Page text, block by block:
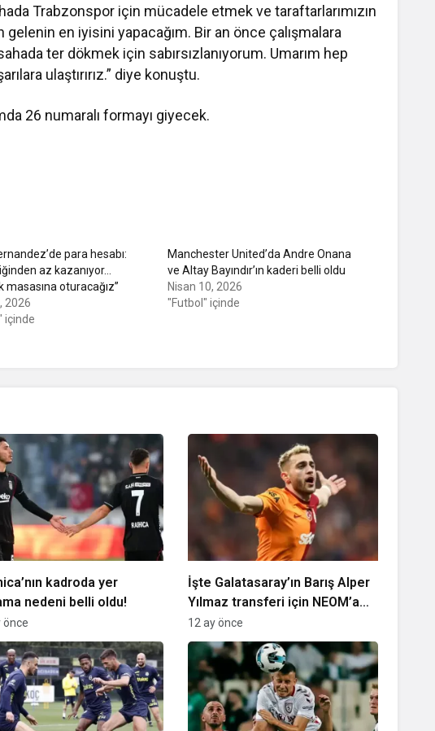
Trabzonspor için mücadele etmek ve taraftarlarımızın
gelenin en iyisini yapacağım. Bir an önce çalışmalara
ter dökmek için sabırsızlanıyorum. Umarım hep
ulaştırırız.” diye konuştu.
26 numaralı formayı giyecek.
para hesabı:
az kazanıyor…
masasına oturacağız”
2026
içinde
Manchester United’da Andre Onana
ve Altay Bayındır’ın kaderi belli oldu
Nisan 10, 2026
"Futbol" içinde
kadroda yer
nedeni belli oldu!
önce
İşte Galatasaray’ın Barış Alper
Yılmaz transferi için NEOM’a
sunduğu 6 şart
12 ay önce